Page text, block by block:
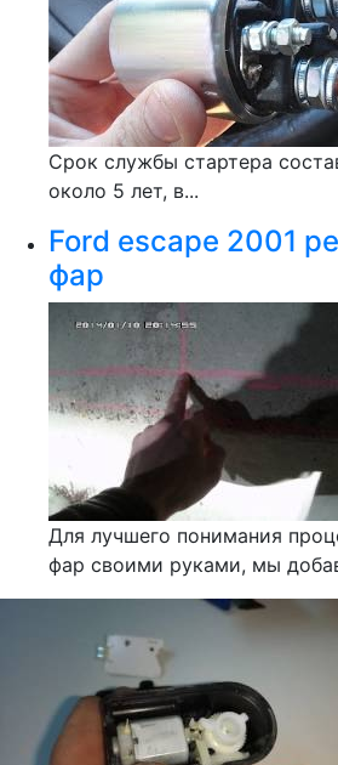
Срок службы стартера
около 5 лет, в...
Ford escape 2001
фар
Для лучшего понимания
фар своими руками, мы